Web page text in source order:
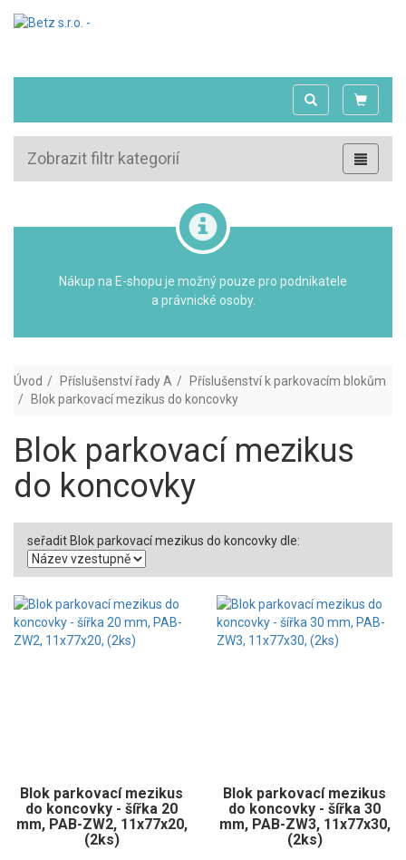
Zobrazit filtr kategorií
Nákup na E-shopu je možný pouze pro podnikatele
a právnické osoby.
Úvod Příslušenství řady A
Příslušenství k parkovacím blokům
Blok parkovací mezikus do koncovky
Blok parkovací mezikus
do koncovky
seřadit Blok parkovací mezikus do koncovky dle:
Blok parkovací mezikus
do koncovky - šířka 20
mm, PAB-ZW2, 11x77x20,
(2ks)
Blok parkovací mezikus
do koncovky - šířka 30
mm, PAB-ZW3, 11x77x30,
(2ks)